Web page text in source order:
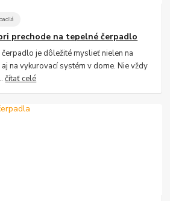
prechode na tepelné čerpadlo
je dôležité myslieť nielen na
na vykurovací systém v dome. Nie vždy
čítať celé